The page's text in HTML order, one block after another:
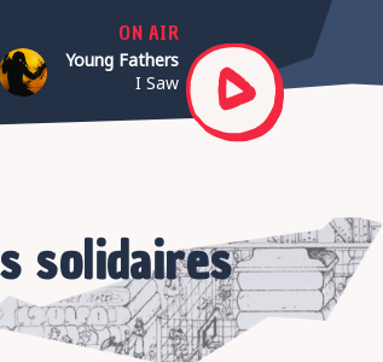
ON AIR
Young Fathers
I Saw
solidaires